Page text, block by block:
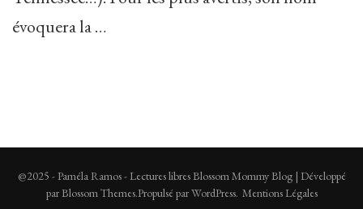
évoquera la …
@2025 - Paméla Ramos - Lectures libresBlossom Mommy Blog | Développé
parBlossom Themes.Propulsé parWordPress. Mentions Légales